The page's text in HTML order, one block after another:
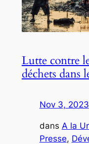
Lutte contre
déchets dans
Nov 3, 2023
dans A la
Presse,